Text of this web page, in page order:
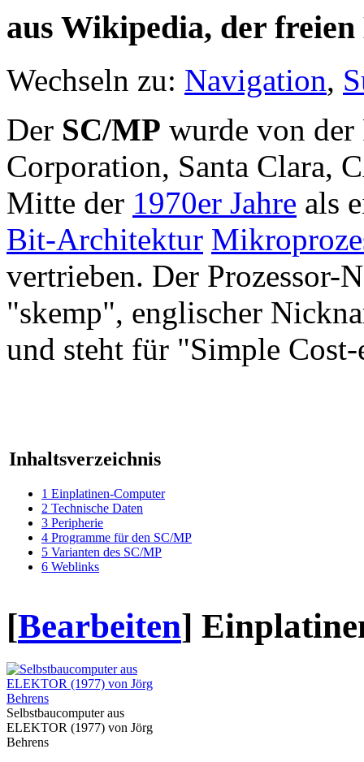
aus Wikipedia, der
Wechseln zu: Navigation,
Der SC/MP wurde von
Corporation, Santa Clara,
Mitte der 1970er Jahre als
Bit-Architektur
vertrieben. Der Prozessor-
"skemp", englischer
und steht für "Simple
Inhaltsverzeichnis
1 Einplatinen-Computer
2 Technische Daten
3 Peripherie
4 Programme für den SC/MP
5 Varianten des SC/MP
6 Weblinks
[Bearbeiten]
Selbstbaucomputer aus
ELEKTOR (1977) von Jörg
Behrens